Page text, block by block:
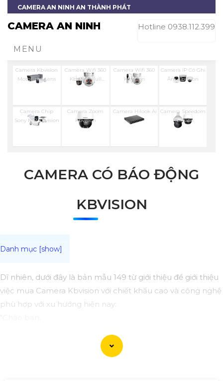
CAMERA AN NINH AN THÀNH PHÁT
CAMERA AN NINH Hotline 0938.112.399
MENU
Camera Kbvision
Motorized Lens
Camera Wifi 360
Kbvision Full
Color
Camera Wifi 360
Kbvision
Camera IP Có Ghi
Âm Kbvision
Camera Chip
Sony NIR KBvision
Camera Zoom
Kbvision
Camera Hilook Ai
Camera Speedom
Kbvision
CAMERA CÓ BÁO ĐỘNG
KBVISION
Dĩ nhiên, dưới đây là bản mẫu 149 từ giới thiệu để giới thiệu
việc mua Camera Kbvision với chiết khấu cao và công nghệ
phù hợp với xu hướng hiện nay:
chiết khấu hấp dẫn? Hãy cân nhắc đến Camera Kbvision -
dòng sản phẩm chất lượng hàng đầu với công nghệ hiện